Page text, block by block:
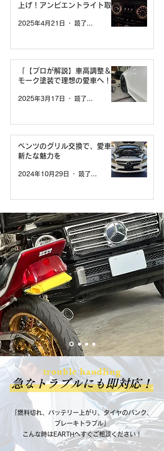
上げ！アンビエントライト取り
2025年4月21日
「【プロが解説】車高調整＆ス
モーク塗装で理想の愛車へ！カ
2025年3月17日
ベンツのグリル交換で、愛車に
新たな魅力を
2024年10月29日
trouble handling
​急なトラブルにも即対応！
「​燃料切れ、バッテリー上がり、タイヤのパンク、
ブレーキトラブル」
こんな時はEARTHへすぐご相談ください！